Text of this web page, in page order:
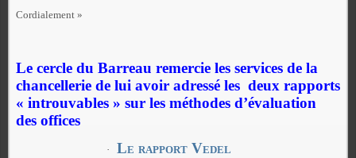
Cordialement »
Le cercle du Barreau remercie les services de la
chancellerie de lui avoir adressé les deux rapports
« introuvables » sur les méthodes d’évaluation
des offices
·
Le rapport Vedel